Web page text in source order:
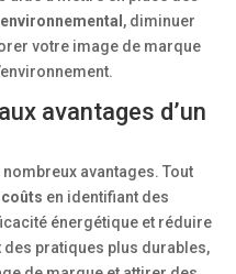
, diminuer
votre image de marque
avantages d’un
avantages. Tout
en identifiant des
énergétique et réduire
des pratiques plus durables,